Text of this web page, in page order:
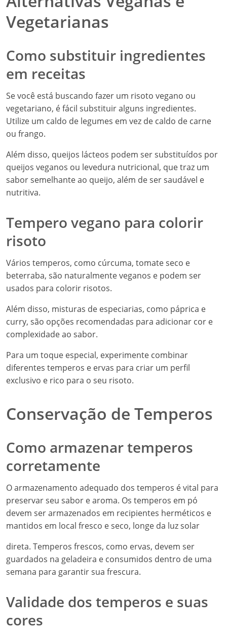
Vegetarianas
Como substituir ingredientes
em receitas
Se você está buscando fazer um risoto vegano ou
vegetariano, é fácil substituir alguns ingredientes.
Utilize um caldo de legumes em vez de caldo de carne
ou frango.
Além disso, queijos lácteos podem ser substituídos por
queijos veganos ou levedura nutricional, que traz um
sabor semelhante ao queijo, além de ser saudável e
nutritiva.
Tempero vegano para colorir
risoto
Vários temperos, como cúrcuma, tomate seco e
beterraba, são naturalmente veganos e podem ser
usados para colorir risotos.
Além disso, misturas de especiarias, como páprica e
curry, são opções recomendadas para adicionar cor e
complexidade ao sabor.
Para um toque especial, experimente combinar
diferentes temperos e ervas para criar um perfil
exclusivo e rico para o seu risoto.
Conservação de Temperos
Como armazenar temperos
corretamente
O armazenamento adequado dos temperos é vital para
preservar seu sabor e aroma. Os temperos em pó
devem ser armazenados em recipientes herméticos e
mantidos em local fresco e seco, longe da luz solar
direta. Temperos frescos, como ervas, devem ser
guardados na geladeira e consumidos dentro de uma
semana para garantir sua frescura.
Validade dos temperos e suas
cores